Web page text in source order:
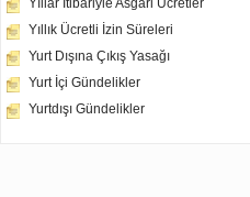
Yıllar İtibariyle Asgari Ücretler
Yıllık Ücretli İzin Süreleri
Yurt Dışına Çıkış Yasağı
Yurt İçi Gündelikler
Yurtdışı Gündelikler